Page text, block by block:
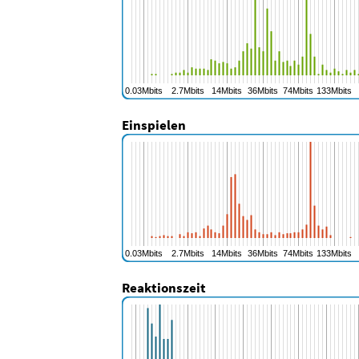
Einspielen
Reaktionszeit